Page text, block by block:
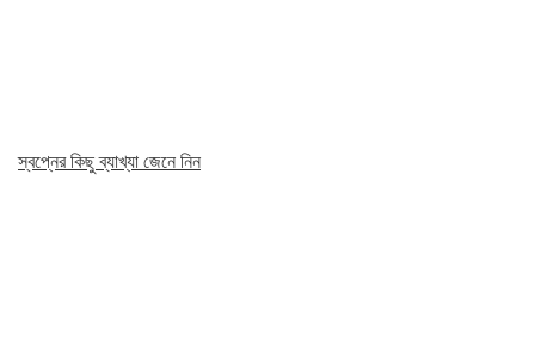
স্বপ্নের কিছু ব্যাখ্যা জেনে নিন